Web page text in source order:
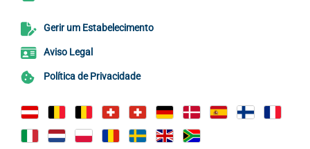
Gerir um Estabelecimento
Aviso Legal
Política de Privacidade